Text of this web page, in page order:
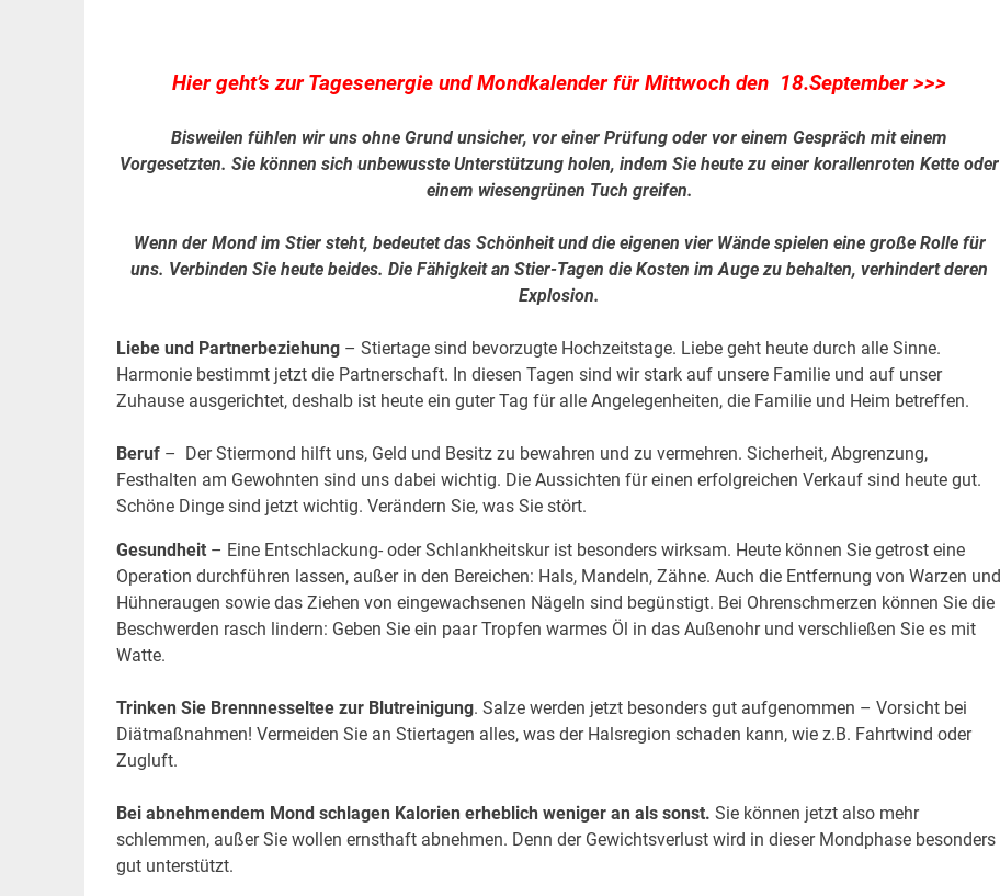
Hier geht’s zur Tagesenergie und Mondkalender für Mittwoch den 18.September >>>
Bisweilen fühlen wir uns ohne Grund unsicher, vor einer Prüfung oder vor einem Gespräch mit einem
Vorgesetzten. Sie können sich unbewusste Unterstützung holen, indem Sie heute zu einer korallenroten Kette oder
einem wiesengrünen Tuch greifen.
Wenn der Mond im Stier steht, bedeutet das Schönheit und die eigenen vier Wände spielen eine große Rolle für
uns. Verbinden Sie heute beides. Die Fähigkeit an Stier-Tagen die Kosten im Auge zu behalten, verhindert deren
Explosion.
Liebe und Partnerbeziehung– Stiertage sind bevorzugte Hochzeitstage. Liebe geht heute durch alle Sinne.
Harmonie bestimmt jetzt die Partnerschaft. In diesen Tagen sind wir stark auf unsere Familie und auf unser
Zuhause ausgerichtet, deshalb ist heute ein guter Tag für alle Angelegenheiten, die Familie und Heim betreffen.
Beruf– Der Stiermond hilft uns, Geld und Besitz zu bewahren und zu vermehren. Sicherheit, Abgrenzung,
Festhalten am Gewohnten sind uns dabei wichtig. Die Aussichten für einen erfolgreichen Verkauf sind heute gut.
Schöne Dinge sind jetzt wichtig. Verändern Sie, was Sie stört.
Gesundheit – Eine Entschlackung- oder Schlankheitskur ist besonders wirksam. Heute können Sie getrost eine
Operation durchführen lassen, außer in den Bereichen: Hals, Mandeln, Zähne. Auch die Entfernung von Warzen und
Hühneraugen sowie das Ziehen von eingewachsenen Nägeln sind begünstigt. Bei Ohrenschmerzen können Sie die
Beschwerden rasch lindern: Geben Sie ein paar Tropfen warmes Öl in das Außenohr und verschließen Sie es mit
Watte.
Trinken Sie Brennnesseltee zur Blutreinigung. Salze werden jetzt besonders gut aufgenommen – Vorsicht bei
Diätmaßnahmen! Vermeiden Sie an Stiertagen alles, was der Halsregion schaden kann, wie z.B. Fahrtwind oder
Zugluft.
Bei abnehmendem Mond schlagen Kalorien erheblich weniger an als sonst. Sie können jetzt also mehr
schlemmen, außer Sie wollen ernsthaft abnehmen. Denn der Gewichtsverlust wird in dieser Mondphase besonders
gut unterstützt.